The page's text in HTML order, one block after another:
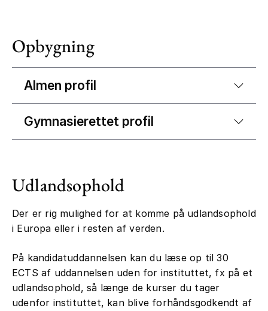
Opbygning
Almen profil
Gymnasierettet profil
Udlandsophold
Der er rig mulighed for at komme på udlandsophold
i Europa eller i resten af verden.
På kandidatuddannelsen kan du læse op til 30
ECTS af uddannelsen uden for instituttet, fx på et
udlandsophold, så længe de kurser du tager
udenfor instituttet, kan blive forhåndsgodkendt af